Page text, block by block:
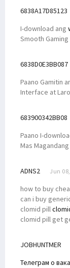
6838A17D85123
I-download ang
Smooth
6838D0E3BB087
Paano Gamitin
Interface at Laro
683900342BB08
Paano I-
Mas
ADNS2 Jun
how to buy
can i buy
clomid pill
clomid pill get
JOBHUNTMER
Телеграм о